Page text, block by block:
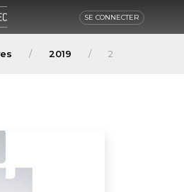
SE CONNECTER
2019 2